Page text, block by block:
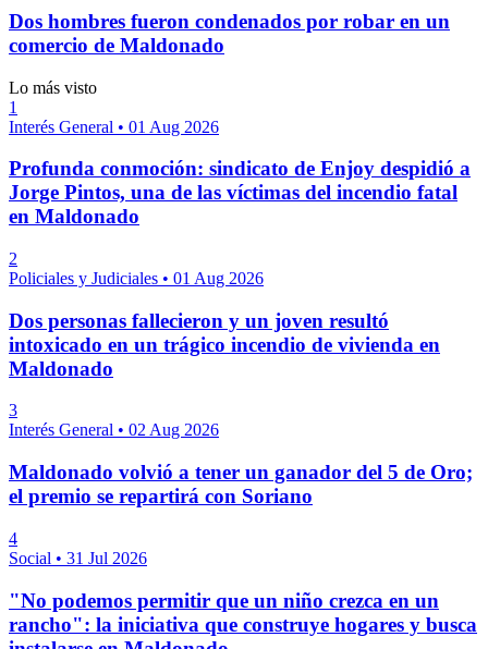
Dos hombres fueron condenados por robar en un
comercio de Maldonado
Lo más visto
1
Interés General • 01 Aug 2026
Profunda conmoción: sindicato de Enjoy despidió a
Jorge Pintos, una de las víctimas del incendio fatal
en Maldonado
2
Policiales y Judiciales • 01 Aug 2026
Dos personas fallecieron y un joven resultó
intoxicado en un trágico incendio de vivienda en
Maldonado
3
Interés General • 02 Aug 2026
Maldonado volvió a tener un ganador del 5 de Oro;
el premio se repartirá con Soriano
4
Social • 31 Jul 2026
"No podemos permitir que un niño crezca en un
rancho": la iniciativa que construye hogares y busca